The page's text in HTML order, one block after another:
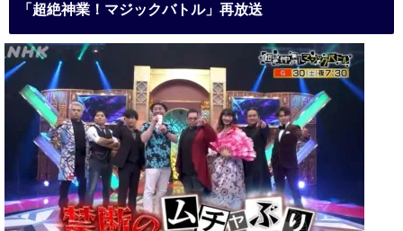
「超絶神業！マジックバトル」再放送